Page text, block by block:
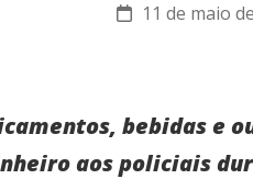
11 de maio
bebidas e
aos policiais